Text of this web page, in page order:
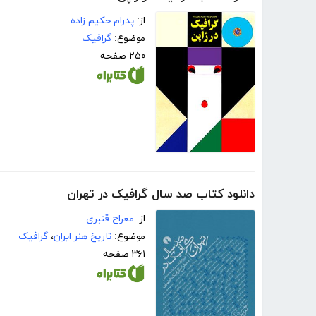
از: پدرام حکیم زاده
موضوع: گرافیک
۲۵۰ صفحه
دانلود کتاب صد سال گرافیک در تهران
از: معراج قنبری
موضوع: تاریخ هنر ایران، گرافیک
۳۶۱ صفحه